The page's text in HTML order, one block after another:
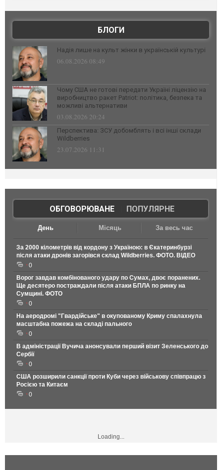
БЛОГИ
Надія лише на культ жінки в українській культурі
06.08.2026 08:49
Чому США не готові передати Україні ліцензію на
виробництво ракет Patriot: політика, безпека та
можливі альтернативи
03.08.2026 20:24
Перспектива: ЗСУ добомблять і всі інші склади
Wildberries
23.07.2026 11:31
ОБГОВОРЮВАНЕ| ПОПУЛЯРНЕ
День Місяць За весь час
За 2000 кілометрів від кордону з Україною: в Єкатеринбурзі
після атаки дронів загорівся склад Wildberries. ФОТО. ВІДЕО
0
Ворог завдав комбінованого удару по Сумах, двоє поранених.
Ще десятеро постраждали після атаки БПЛА по ринку на
Сумщині. ФОТО
0
На аеродромі "Гвардійське" в окупованому Криму спалахнула
масштабна пожежа на складі пального
0
В адміністрації Вучича анонсували перший візит Зеленського до
Сербії
0
США розширили санкції проти Куби через військову співпрацю з
Росією та Китаєм
0
Loading...